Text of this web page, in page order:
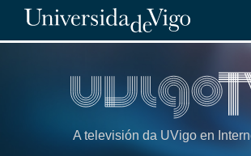
A televisión da UVigo en